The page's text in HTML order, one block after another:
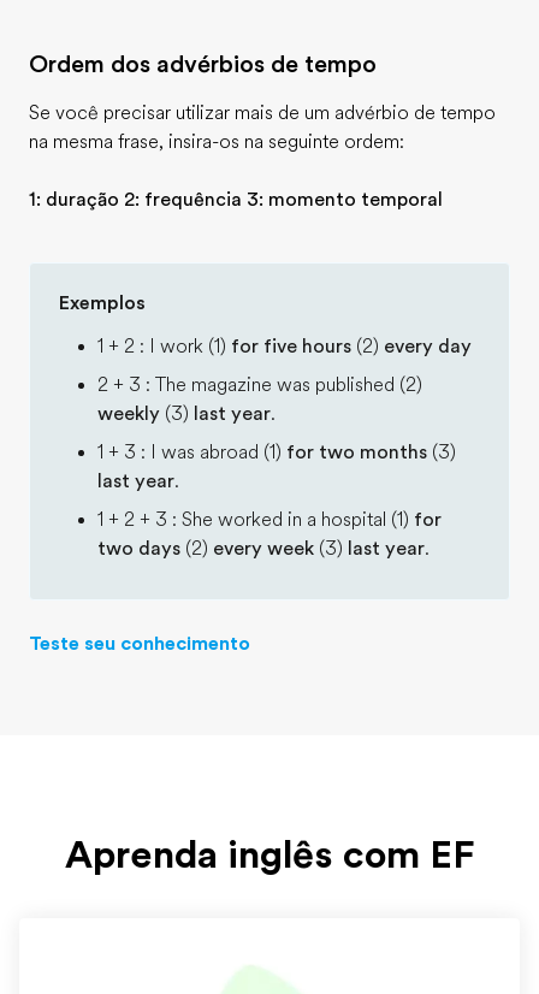
Ordem dos advérbios de tempo
Se você precisar utilizar mais de um advérbio de tempo
na mesma frase, insira-os na seguinte ordem:
1: duração 2: frequência 3: momento temporal
Exemplos
1 + 2 : I work (1) for five hours (2) every day
2 + 3 : The magazine was published (2)
weekly (3) last year.
1 + 3 : I was abroad (1) for two months (3)
last year.
1 + 2 + 3 : She worked in a hospital (1) for
two days (2) every week (3) last year.
Teste seu conhecimento
Aprenda inglês com EF